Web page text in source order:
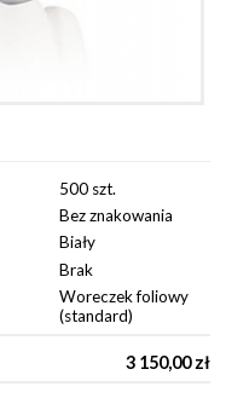
500 szt.
Bez znakowania
Biały
Brak
Woreczek foliowy
(standard)
3 150,00 zł